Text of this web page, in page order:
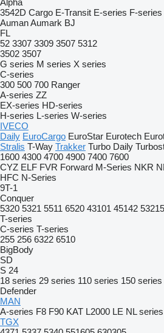
Alpha
3542D Cargo E-Transit E-series F-series
AumanAumark BJ
FL
52 3307 3309 3507 5312
3502 3507
G series M series X series
C-series
300 500 700 Ranger
A-series ZZ
EX-series HD-series
H-series L-series W-series
IVECO
Daily EuroCargo EuroStar Eurotech
Stralis T-Way Trakker Turbo Daily
1600 4300 4700 4900 7400 7600
CYZ ELF FVR Forward M-Series NKR
HFC N-Series
9T-1
Conquer
5320 5321 5511 6520 43101 45142 53215
T-series
C-series T-series
255 256 6322 6510
BigBody
SD
S 24
18 series 29 series 110 series 150 series
Defender
MAN
A-series F8 F90 KAT L2000 LE NL series
TGX